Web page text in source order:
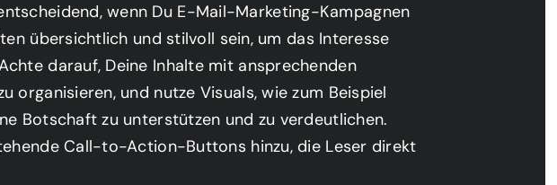
wenn Du E-Mail-Marketing-Kampagnen
übersichtlich und stilvoll sein, um das Interesse
darauf, Deine Inhalte mit ansprechenden
organisieren, und nutze Visuals, wie zum Beispiel
Botschaft zu unterstützen und zu verdeutlichen.
Call-to-Action-Buttons hinzu, die Leser direkt